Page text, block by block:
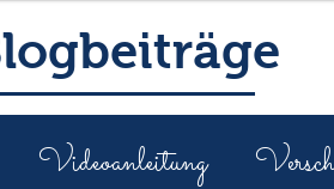
Videoanleitung